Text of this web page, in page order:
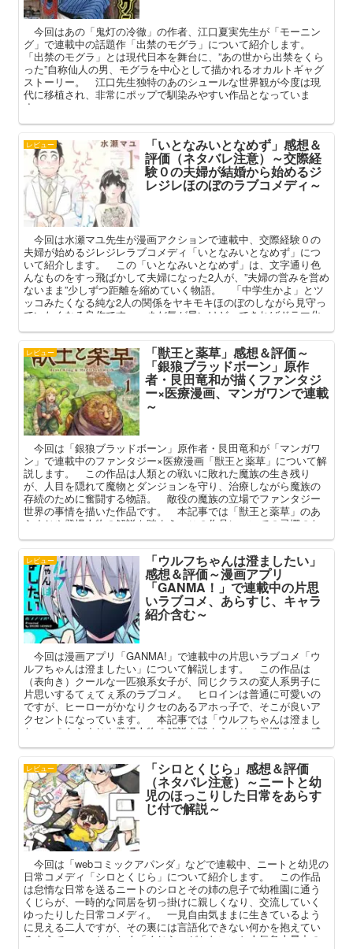
今回はあの「鬼灯の冷徹」の作者、江口夏実先生が「モーニン
グ」で連載中の話題作「出禁のモグラ」について紹介します。
「出禁のモグラ」とは現代日本を舞台に、”あの世から出禁をくら
った”自称仙人の男、モグラを中心として描かれるオカルトギャグ
ストーリー。 江口先生独特のあのシュールな世界観が今度は現
代に移植され、非常にポップで馴染みやすい作品となっていま
す。
レビュー 「いとなみいとなめず」感想＆
評価（ネタバレ注意）～交際経
験０の夫婦が結婚から始めるジ
レジレほのぼのラブコメディ～
今回は水瀬マユ先生が漫画アクションで連載中、交際経験０の
夫婦が始めるジレジレラブコメディ「いとなみいとなめず」につ
いて紹介します。 この「いとなみいとなめず」は、文字通り色
んなものをすっ飛ばかして夫婦になった2人が、”夫婦の営みを営め
ないまま”少しずつ距離を縮めていく物語。 「中学生かよ」とツ
ッコみたくなる純な2人の関係をヤキモキほのぼのしながら見守っ
ていたくなる良作です。 まだ気が早いけど、できればドラマ化
レビュー 「獣王と薬草」感想＆評価～
「銀狼ブラッドボーン」原作
者・艮田竜和が描くファンタジ
ー×医療漫画、マンガワンで連載
～
今回は「銀狼ブラッドボーン」原作者・艮田竜和が「マンガワ
ン」で連載中のファンタジー×医療漫画「獣王と薬草」について解
説します。 この作品は人類との戦いに敗れた魔族の生き残り
が、人目を隠れて魔物とダンジョンを守り、治療しながら魔族の
存続のために奮闘する物語。 敵役の魔族の立場でファンタジー
世界の事情を描いた作品です。 本記事では「獣王と薬草」のあ
らすじや登場人物の解説も踏まえ、この作品についての忌憚のな
レビュー 「ウルフちゃんは澄ましたい」
感想＆評価～漫画アプリ
「GANMA！」で連載中の片思
いラブコメ、あらすじ、キャラ
紹介含む～
今回は漫画アプリ「GANMA!」で連載中の片思いラブコメ「ウ
ルフちゃんは澄ましたい」について解説します。 この作品は
（表向き）クールな一匹狼系女子が、同じクラスの変人系男子に
片思いするてぇてぇ系のラブコメ。 ヒロインは普通に可愛いの
ですが、ヒーローがかなりクセのあるアホっ子で、そこが良いア
クセントになっています。 本記事では「ウルフちゃんは澄まし
たい」のあらすじや登場人物の解説を踏まえ、その忌憚のない感
レビュー 「シロとくじら」感想＆評価
（ネタバレ注意）～ニートと幼
児のほっこりした日常をあらす
じ付で解説～
今回は「webコミックアパンダ」などで連載中、ニートと幼児の
日常コメディ「シロとくじら」について紹介します。 この作品
は怠惰な日常を送るニートのシロとその姉の息子で幼稚園に通う
くじらが、一時的な同居を切っ掛けに親しくなり、交流していく
ゆったりした日常コメディ。 一見自由気ままに生きているよう
に見える二人ですが、その裏には言語化できない何かを抱えてい
るようで…… とにかく「くじら」がかわいいと人気急上昇中の